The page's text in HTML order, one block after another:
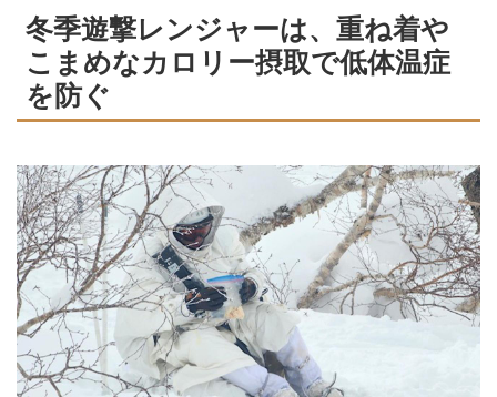
冬季遊撃レンジャーは、重ね着や
こまめなカロリー摂取で低体温症
を防ぐ